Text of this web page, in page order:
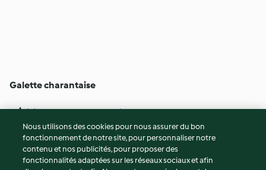
Galette charantaise
2 (4) 25min
© Copyright 2026
Conditions d'utilisation
Nous utilisons des cookies pour nous assurer du bon
fonctionnement de notre site, pour personnaliser notre
contenu et nos publicités, pour proposer des
fonctionnalités adaptées sur les réseaux sociaux et afin